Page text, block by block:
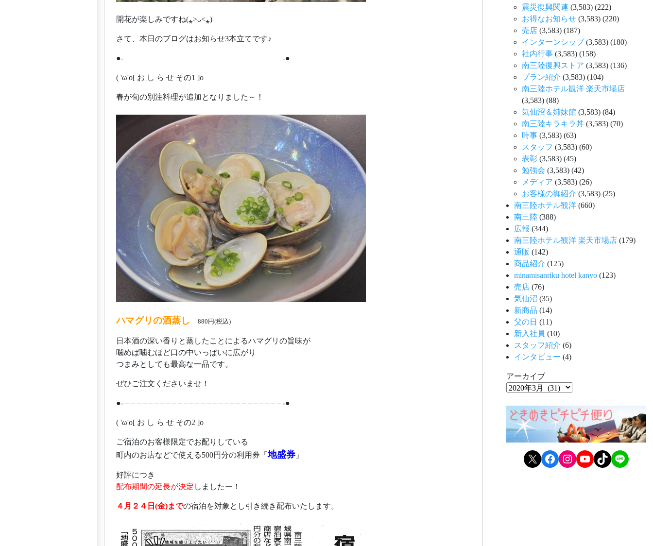
開花が楽しみですね(⁎˃ᴗ˂⁎)
さて、本日のブログはお知らせ3本立てです♪
●- – – – – – – – – – – – – – – – – – – – – – – – – – – – -●
( 'ω'o[ お し ら せ その1 ]o
春が旬の別注料理が追加となりました～！
ハマグリの酒蒸し 880円(税込)
日本酒の深い香りと蒸したことによるハマグリの旨味が
噛めば噛むほど口の中いっぱいに広がり
つまみとしても最高な一品です。
ぜひご注文くださいませ！
●- – – – – – – – – – – – – – – – – – – – – – – – – – – – -●
( 'ω'o[ お し ら せ その2 ]o
ご宿泊のお客様限定でお配りしている
町内のお店などで使える500円分の利用券「地盛券 」
好評につき
配布期間の延長が決定 しましたー！
４月２４日(金)までの宿泊を対象とし引き続き配布いたします。
震災復興関連 (3,583) (222)
お得なお知らせ (3,583) (220)
売店 (3,583) (187)
インターンシップ(3,583) (180)
社内行事 (3,583) (158)
南三陸復興ストア (3,583) (136)
プラン紹介 (3,583) (104)
南三陸ホテル観洋 楽天市場店
(3,583) (88)
気仙沼＆姉妹館 (3,583) (84)
南三陸キラキラ丼 (3,583) (70)
時事 (3,583) (63)
スタッフ (3,583) (60)
表彰 (3,583) (45)
勉強会 (3,583) (42)
メディア (3,583) (26)
お客様の御紹介 (3,583) (25)
南三陸ホテル観洋 (660)
南三陸 (388)
広報 (344)
南三陸ホテル観洋 楽天市場店 (179)
通販 (142)
商品紹介 (125)
minamisanriku hotel kanyo (123)
売店 (76)
気仙沼 (35)
新商品 (14)
父の日 (11)
新入社員 (10)
スタッフ紹介 (6)
インタビュー (4)
アーカイブ
X Facebook Instagram YouTube TikTok LINE